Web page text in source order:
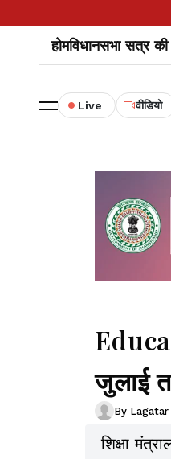
होमविधानसभा सत्र
Live वीडियो
जुलाई
By
शिक्षा